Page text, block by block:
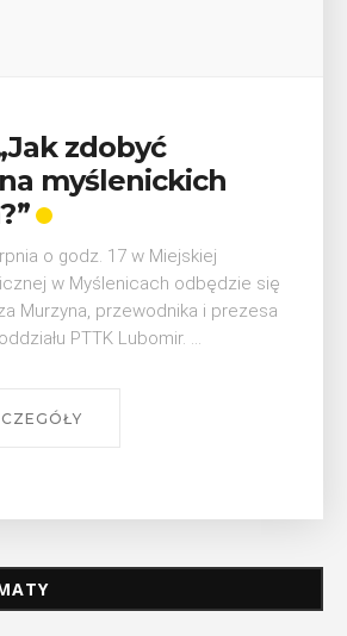
Myślimira.
i rzemieślnicy
weekend wakacji, czyli 29-30 sierpnia
odbędzie się piąta edycja Turnieju
Wydarzenie organizowane przez
Niepodległości w Myślenicach
...
SZCZEGÓŁY